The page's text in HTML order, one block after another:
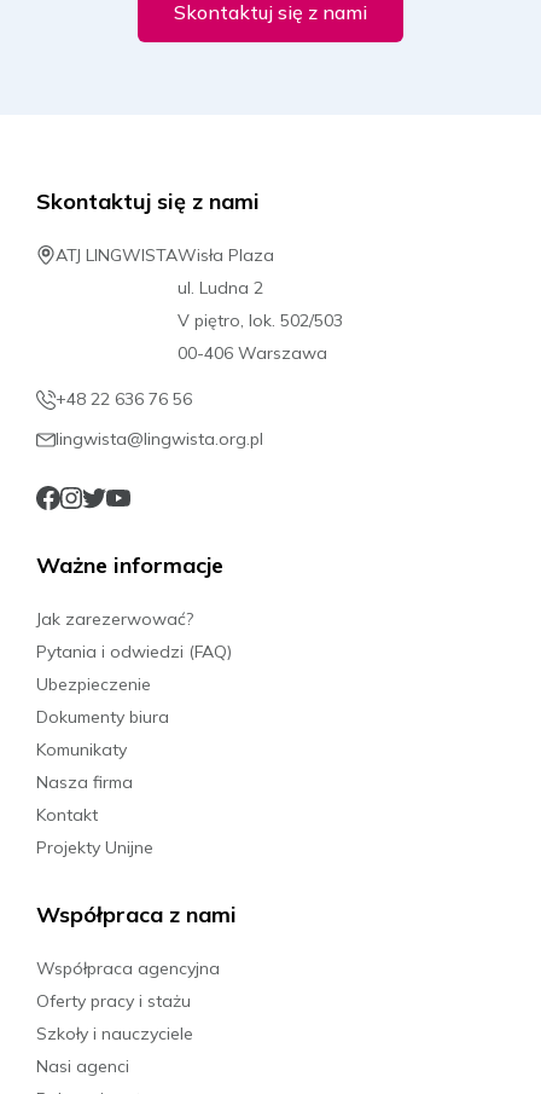
Skontaktuj się z nami
Skontaktuj się z nami
ATJ LINGWISTAWisła Plaza
ul. Ludna 2
V piętro, lok. 502/503
00-406 Warszawa
+48 22 636 76 56
lingwista@lingwista.org.pl
Ważne informacje
Jak zarezerwować?
Pytania i odwiedzi (FAQ)
Ubezpieczenie
Dokumenty biura
Komunikaty
Nasza firma
Kontakt
Projekty Unijne
Współpraca z nami
Współpraca agencyjna
Oferty pracy i stażu
Szkoły i nauczyciele
Nasi agenci